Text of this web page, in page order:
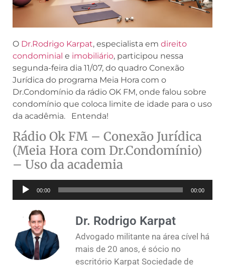
O Dr.Rodrigo Karpat, especialista em direito
condominial e imobiliário, participou nessa
segunda-feira dia 11/07, do quadro Conexão
Jurídica do programa Meia Hora com o
Dr.Condomínio da rádio OK FM, onde falou sobre
condomínio que coloca limite de idade para o uso
da acadêmia. Entenda!
Rádio Ok FM – Conexão Jurídica
(Meia Hora com Dr.Condomínio)
– Uso da academia
Tocador
áudio
00:00 00:00
Dr. Rodrigo Karpat
Advogado militante na área cível há
mais de 20 anos, é sócio no
escritório Karpat Sociedade de